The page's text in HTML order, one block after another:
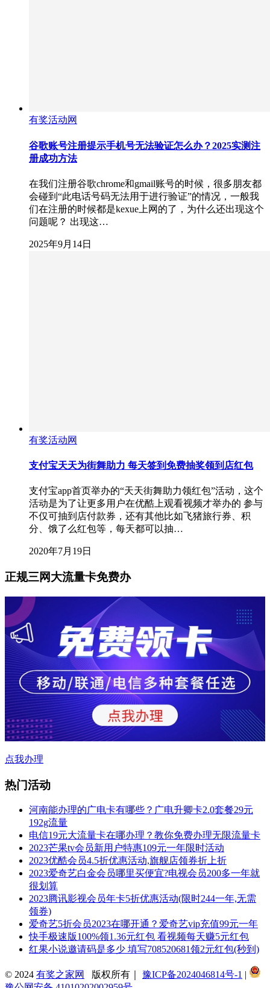
有奖活动网
谷歌账号注册提示手机号无法验证怎么办？2025实测注
册成功方法
在我们注册谷歌chrome和gmail账号的时候，很多朋友都
会碰到“此电话号码无法用于进行验证”的情况，一般我
们在注册的时候都是kexue上网的了，为什么还出现这个
问题呢？ 出现这…
2025年9月14日
有奖活动网
支付宝天天为街舞助力 每天签到免费抽奖领到店红包
支付宝app首页举办的“天天街舞助力领红包”活动，这个
活动是为了让更多用户在优酷上观看视频才举办的 参与
不仅可抽到店付款券，还有其他比如飞猪旅行券、积
分、饿了么红包等，每天都可以抽…
2020年7月19日
正规三网大流量卡免费办
点我办理
热门活动
河南能办理的广电卡有哪些？广电升卿卡2.0套餐29元
192g流量
电信19元大流量卡在哪办理？教你免费办理无限流量卡
2023芒果tv会员新用户特惠109元一年限时活动
2023优酷会员4.5折优惠活动,旗舰店领券折上折
2023爱奇艺白金会员哪里买便宜?电视会员200多一年就
很划算
2023腾讯影视会员年卡5折优惠活动(限时244一年,无需
领券)
爱奇艺5折会员2023在哪开通？爱奇艺vip充值99元一年
快手极速版100%领1.36元红包 看视频每天赚5元红包
红果小说邀请码是多少 填写708520681领2元红包(秒到)
© 2024 有奖之家网 版权所有｜ 豫ICP备2024046814号-1 |